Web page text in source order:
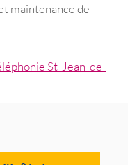
maintenance de
St-Jean-de-